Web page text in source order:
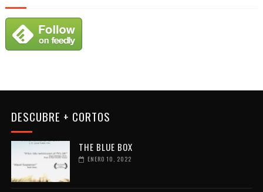
DESCUBRE + CORTOS
THE BLUE BOX
ENERO 10, 2022